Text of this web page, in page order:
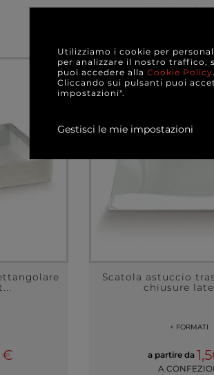
€
Scatola astuccio
chiusure
+ FORMATI
a partire da
A
Utilizziamo i cookie per
per analizzare il nostro traffico,
puoi accedere alla Cookie Policy.
Cliccando sui pulsanti puoi
impostazioni".
Gestisci le mie impostazioni